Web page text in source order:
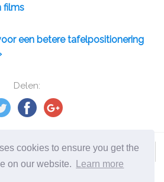
cookies to ensure you get the
on our website.
Learn more
Delen:
films
een betere tafelpositionering
Svenska
Norsk
Español Românesc